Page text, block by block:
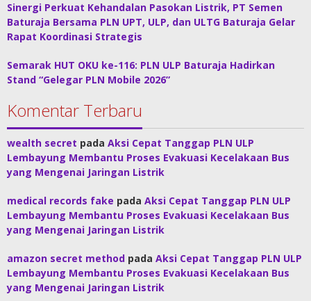
Sinergi Perkuat Kehandalan Pasokan Listrik, PT Semen
Baturaja Bersama PLN UPT, ULP, dan ULTG Baturaja Gelar
Rapat Koordinasi Strategis
Semarak HUT OKU ke-116: PLN ULP Baturaja Hadirkan
Stand “Gelegar PLN Mobile 2026”
Komentar Terbaru
wealth secret pada Aksi Cepat Tanggap PLN ULP
Lembayung Membantu Proses Evakuasi Kecelakaan Bus
yang Mengenai Jaringan Listrik
medical records fake pada Aksi Cepat Tanggap PLN ULP
Lembayung Membantu Proses Evakuasi Kecelakaan Bus
yang Mengenai Jaringan Listrik
amazon secret method pada Aksi Cepat Tanggap PLN ULP
Lembayung Membantu Proses Evakuasi Kecelakaan Bus
yang Mengenai Jaringan Listrik